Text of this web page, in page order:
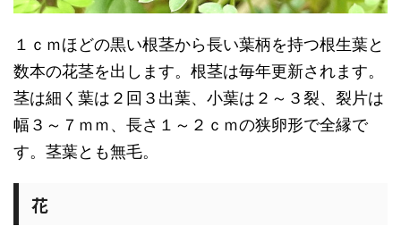
１ｃｍほどの黒い根茎から長い葉柄を持つ根生葉と
数本の花茎を出します。根茎は毎年更新されます。
茎は細く葉は２回３出葉、小葉は２～３裂、裂片は
幅３～７ｍｍ、長さ１～２ｃｍの狭卵形で全縁で
す。茎葉とも無毛。
花